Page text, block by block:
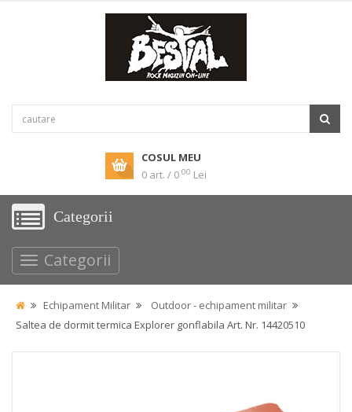
COSUL MEU
0 art. / 0 00 Lei
Categorii
Categorii
Echipament Militar
Outdoor - echipament militar
Saltea de dormit termica Explorer gonflabila Art. Nr. 14420510